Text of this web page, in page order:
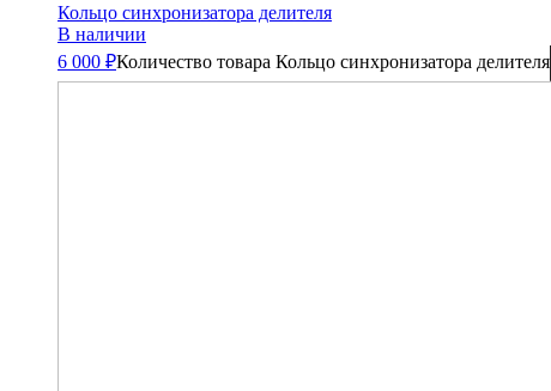
Кольцо синхронизатора делителя
В наличии
6 000 ₽Количество товара Кольцо синхронизатора делителя